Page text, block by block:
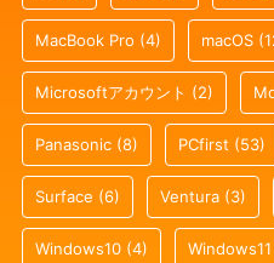
MacBook Pro (4) macOS
Microsoftアカウント (2)
Panasonic (8) PCfirst (53)
Surface (6) Ventura (3)
Windows10 (4) Windows11